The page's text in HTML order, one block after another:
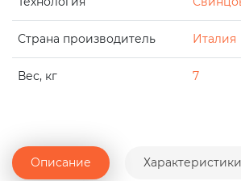
Страна производитель Италия
Вес, кг 7
Описание Характеристики